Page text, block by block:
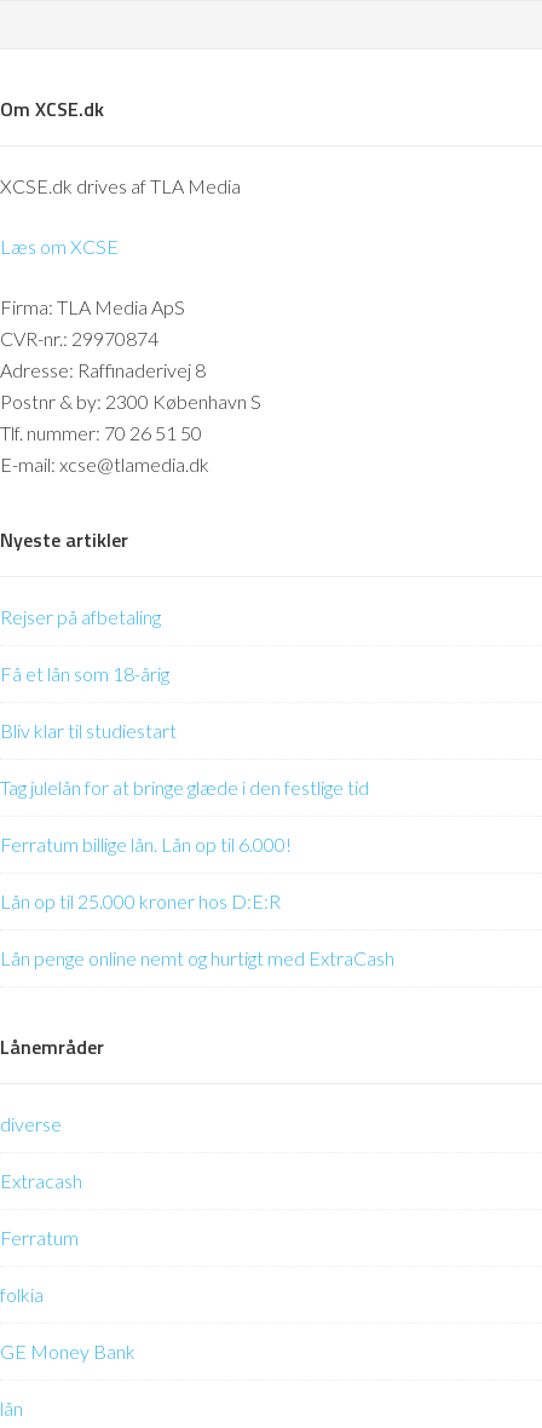
Om XCSE.dk
XCSE.dk drives af TLA Media
Læs om XCSE
Firma: TLA Media ApS
CVR-nr.: 29970874
Adresse: Raffinaderivej 8
Postnr & by: 2300 København S
Tlf. nummer: 70 26 51 50
E-mail: xcse@tlamedia.dk
Nyeste artikler
Rejser på afbetaling
Få et lån som 18-årig
Bliv klar til studiestart
Tag julelån for at bringe glæde i den festlige tid
Ferratum billige lån. Lån op til 6.000!
Lån op til 25.000 kroner hos D:E:R
Lån penge online nemt og hurtigt med ExtraCash
Lånemråder
diverse
Extracash
Ferratum
folkia
GE Money Bank
lån